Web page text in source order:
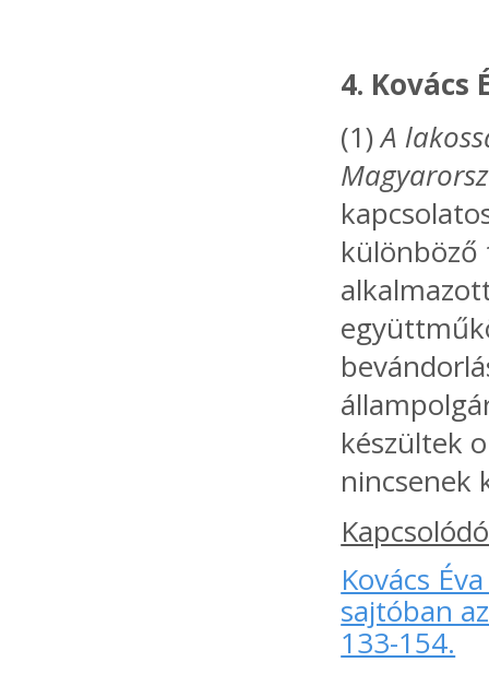
4. Kovács
(1)A
különböző
készültek
nincsenek
Kovács
sajtóban
133-154.